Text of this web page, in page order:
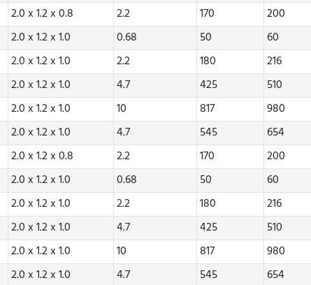
2.0 x 1.2 x 0.8 2.2 170 200
2.0 x 1.2 x 1.0 0.68 50 60
2.0 x 1.2 x 1.0 2.2 180 216
2.0 x 1.2 x 1.0 4.7 425 510
2.0 x 1.2 x 1.0 10 817 980
2.0 x 1.2 x 1.0 4.7 545 654
2.0 x 1.2 x 0.8 2.2 170 200
2.0 x 1.2 x 1.0 0.68 50 60
2.0 x 1.2 x 1.0 2.2 180 216
2.0 x 1.2 x 1.0 4.7 425 510
2.0 x 1.2 x 1.0 10 817 980
2.0 x 1.2 x 1.0 4.7 545 654